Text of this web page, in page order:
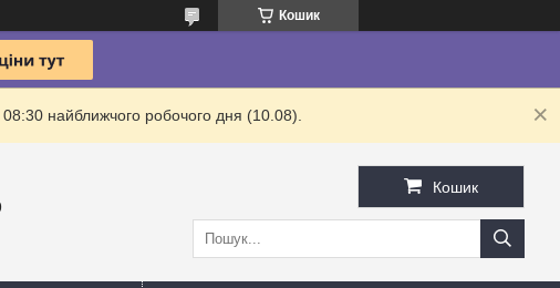
Кошик
найближчого робочого дня (10.08).
Кошик